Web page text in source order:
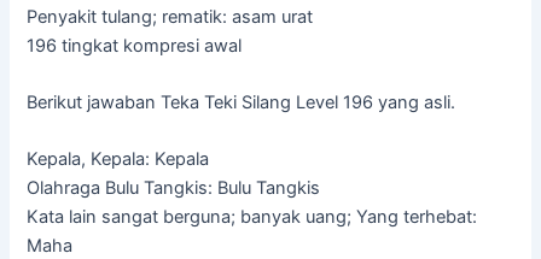
Penyakit tulang; rematik: asam urat
196 tingkat kompresi awal
Berikut jawaban Teka Teki Silang Level 196 yang asli.
Kepala, Kepala: Kepala
Olahraga Bulu Tangkis: Bulu Tangkis
Kata lain sangat berguna; banyak uang; Yang terhebat:
Maha